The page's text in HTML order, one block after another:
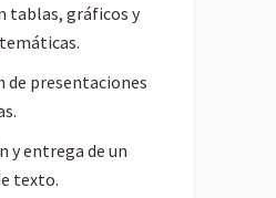
tablas, gráficos y
de presentaciones
y entrega de un
texto.